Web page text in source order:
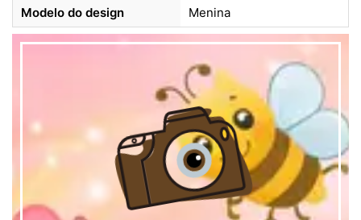
Modelo do design Menina